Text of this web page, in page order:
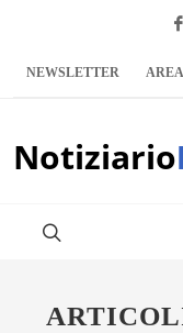
NEWSLETTER
Notiziario